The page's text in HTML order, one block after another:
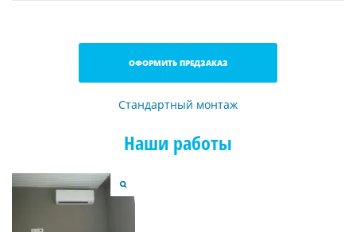
ОФОРМИТЬ ПРЕДЗАКАЗ
Стандартный монтаж
Наши работы